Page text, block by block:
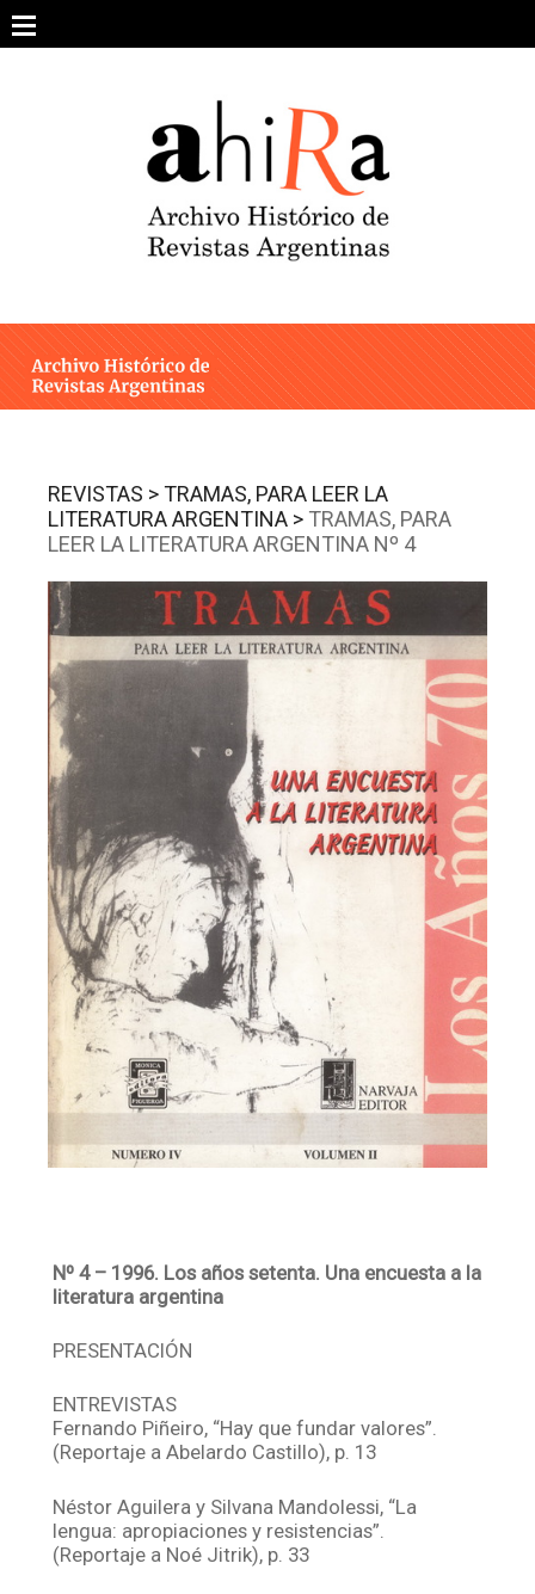
content
ARCHIVO DE REVISTAS
ESTUDIOS CRÍTICOS
INTEGRANTES
CONTACTO
Facebook
Instagram
Twitter
REVISTAS >TRAMAS, PARA LEER LA
LITERATURA ARGENTINA > TRAMAS, PARA
LEER LA LITERATURA ARGENTINA Nº 4
Nº 4 – 1996. Los años setenta. Una encuesta a la
literatura argentina
PRESENTACIÓN
ENTREVISTAS
Fernando Piñeiro, “Hay que fundar valores”.
(Reportaje a Abelardo Castillo), p. 13
Néstor Aguilera y Silvana Mandolessi, “La
lengua: apropiaciones y resistencias”.
(Reportaje a Noé Jitrik), p. 33